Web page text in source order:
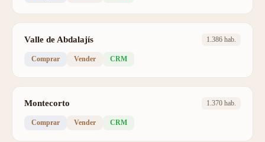
Valle de Abdalajís 1.386 hab.
Comprar Vender CRM
Montecorto 1.370 hab.
Comprar Vender CRM